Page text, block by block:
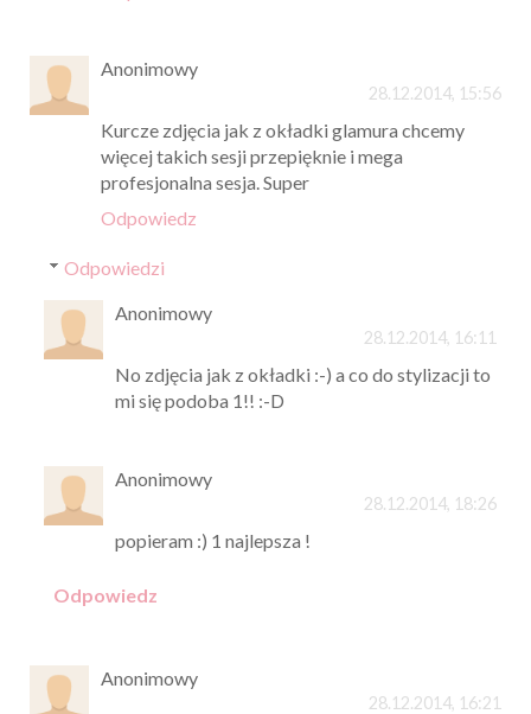
Anonimowy
28.12.2014, 15:56
Kurcze zdjęcia jak z okładki glamura chcemy
więcej takich sesji przepięknie i mega
profesjonalna sesja. Super
Odpowiedz
Odpowiedzi
Anonimowy
28.12.2014, 16:11
No zdjęcia jak z okładki :-) a co do stylizacji to
mi się podoba 1!! :-D
Anonimowy
28.12.2014, 18:26
popieram :) 1 najlepsza !
Odpowiedz
Anonimowy
28.12.2014, 16:21